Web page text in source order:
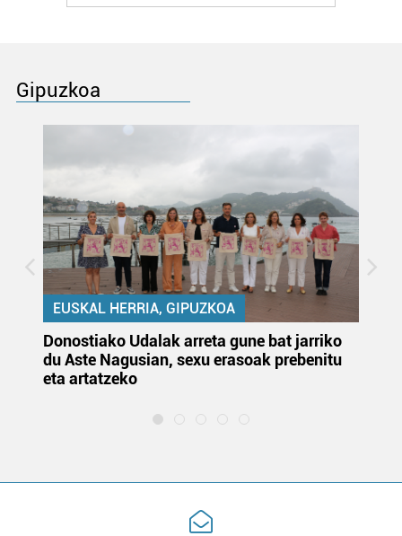
Gipuzkoa
EUSKAL HERRIA, GIPUZKOA
Donostiako Udalak arreta gune bat jarriko
du Aste Nagusian, sexu erasoak prebenitu
eta artatzeko